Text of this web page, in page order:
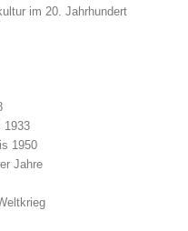
im 20. Jahrhundert
1933
1950
Jahre